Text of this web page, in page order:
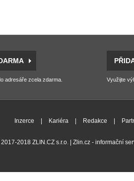
adresáře zcela zdarma. Využijte
Inzerce Kariéra Redakce
2018 ZLIN.CZ s.r.o. | Zlin.cz - informační